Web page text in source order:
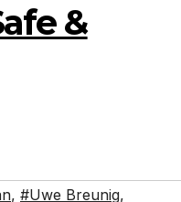
&
, #Uwe Breunig,